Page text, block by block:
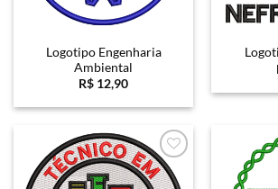
Logotipo Engenharia
Ambiental
R$ 12,90
Favoritar